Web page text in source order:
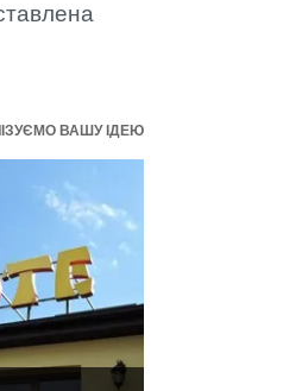
ВАШУ ІДЕЮ